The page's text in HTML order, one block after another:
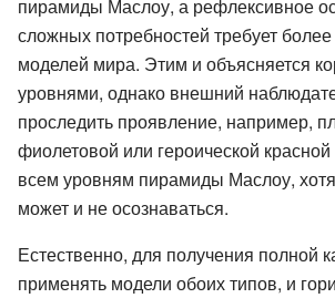
пирамиды Маслоу, а рефлексивное
сложных потребностей требует
моделей мира. Этим и объясняется
уровнями, однако внешний
проследить проявление, например,
фиолетовой или героической
всем уровням пирамиды Маслоу,
может и не осознаваться.
Естественно, для получения полной
применять модели обоих типов, и